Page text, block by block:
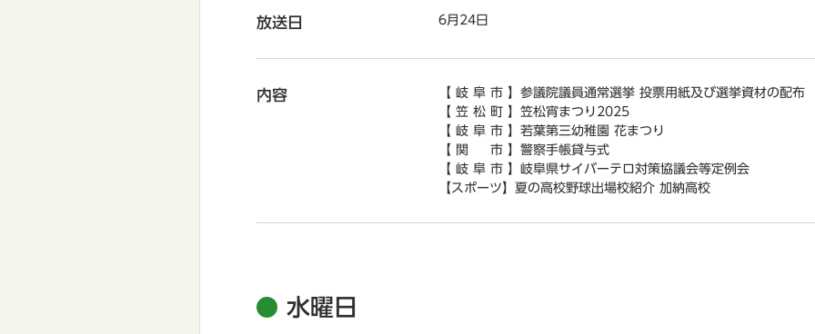
放送日 6月24日
内容
【 岐 阜 市 】参議院議員通常選挙 投票用紙及び選挙資材の配布
【 笠 松 町 】笠松宵まつり2025
【 岐 阜 市 】若葉第三幼稚園 花まつり
【 関 市 】警察手帳貸与式
【 岐 阜 市 】岐阜県サイバーテロ対策協議会等定例会
【スポーツ】夏の高校野球出場校紹介 加納高校
水曜日